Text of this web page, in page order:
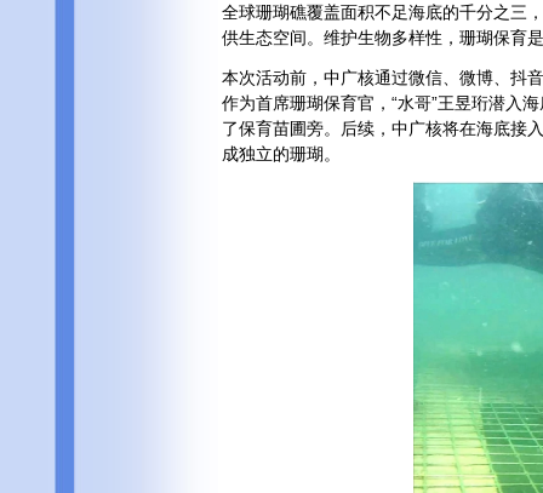
全球珊瑚礁覆盖面积不足海底的千分之三
供生态空间。维护生物多样性，珊瑚保育
本次活动前，中广核通过微信、微博、抖
作为首席珊瑚保育官，“水哥”王昱珩潜入
了保育苗圃旁。后续，中广核将在海底接
成独立的珊瑚。